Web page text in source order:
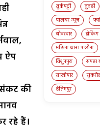
ऐप
संकट की
रहे हैं।
तुर्कपट्टी
दुदही
पालघर न्यूज़
बोदरवार
महिला थाना पड़रौना
विशुनपुरा
सपहा
साखोपार
हेतिमपुर